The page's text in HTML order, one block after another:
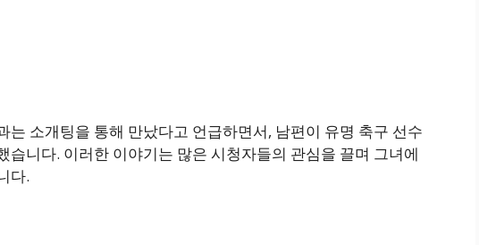
는 소개팅을 통해 만났다고 언급하면서, 남편이 유명 축구 선수
습니다. 이러한 이야기는 많은 시청자들의 관심을 끌며 그녀에
다.